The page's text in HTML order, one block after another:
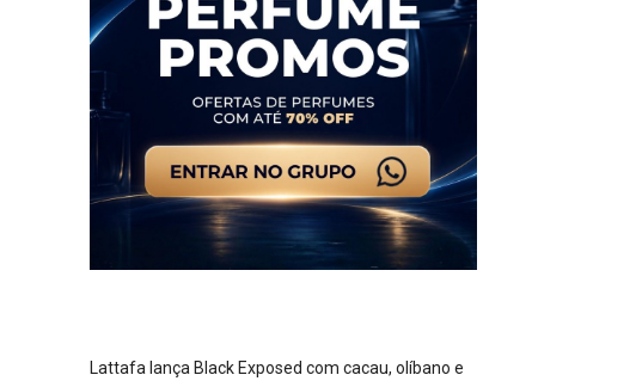
Lattafa lança Black Exposed com cacau, olíbano e